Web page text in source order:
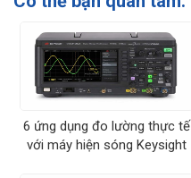
6 ứng dụng đo lường thực tế
với máy hiện sóng Keysight